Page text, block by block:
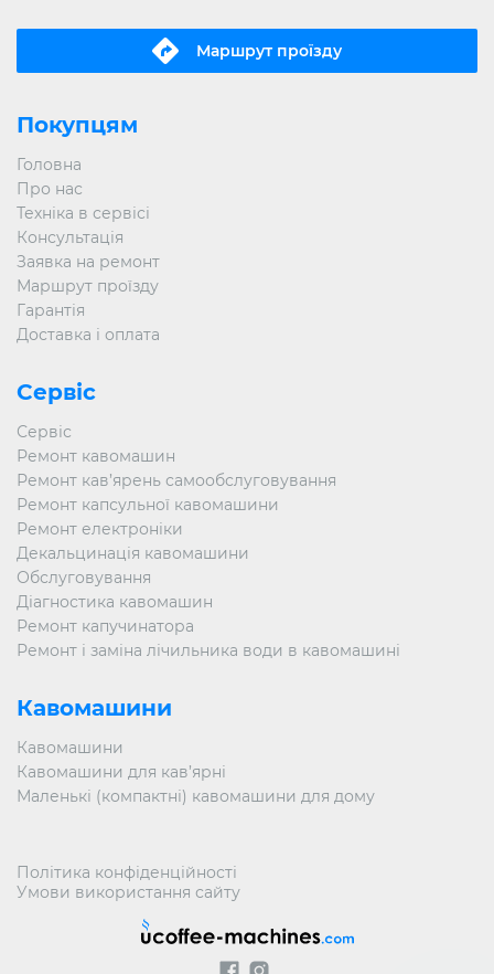
Маршрут проїзду
Покупцям
Головна
Про нас
Техніка в сервісі
Консультація
Заявка на ремонт
Маршрут проїзду
Гарантія
Доставка і оплата
Сервіс
Сервіс
Ремонт кавомашин
Ремонт кав’ярень самообслуговування
Ремонт капсульної кавомашини
Ремонт електроніки
Декальцинація кавомашини
Обслуговування
Діагностика кавомашин
Ремонт капучинатора
Ремонт і заміна лічильника води в кавомашині
Кавомашини
Кавомашини
Кавомашини для кав’ярні
Маленькі (компактні) кавомашини для дому
Політика конфіденційності
Умови використання сайту